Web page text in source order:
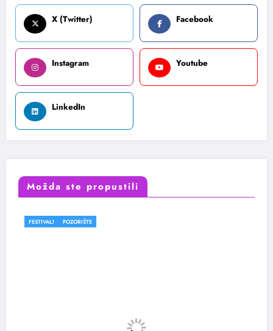
X (Twitter) Facebook
Instagram Youtube
LinkedIn
Možda ste propustili